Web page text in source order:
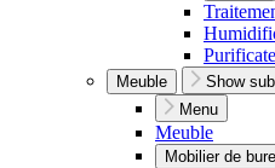
Meuble
Show
Menu
Meuble
Mobilier de